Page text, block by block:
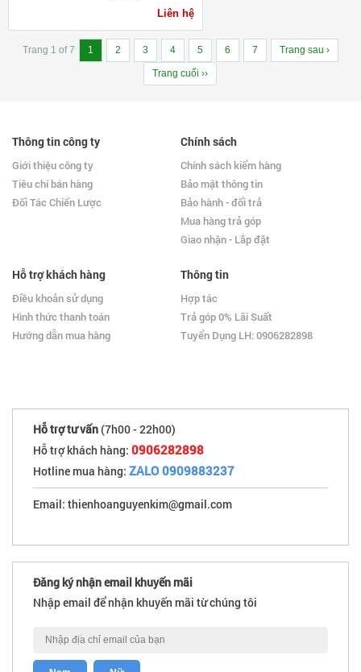
Liên hệ
Trang 1 of 7 1 2 3 4 5 6 7 Trang sau ›
Trang cuối ››
Thông tin công ty
Giới thiệu công ty
Tiêu chí bán hàng
Đối Tác Chiến Lược
Chính sách
Chính sách kiểm hàng
Bảo mật thông tin
Bảo hành - đổi trả
Mua hàng trả góp
Giao nhận - Lắp đặt
Hỗ trợ khách hàng
Điều khoản sử dụng
Hình thức thanh toán
Hướng dẫn mua hàng
Thông tin
Hợp tác
Trả góp 0% Lãi Suất
Tuyển Dụng LH: 0906282898
Hỗ trợ tư vấn (7h00 - 22h00)
Hỗ trợ khách hàng: 0906282898
Hotline mua hàng: ZALO 0909883237
Email: thienhoanguyenkim@gmail.com
Đăng ký nhận email khuyến mãi
Nhập email để nhận khuyến mãi từ chúng tôi